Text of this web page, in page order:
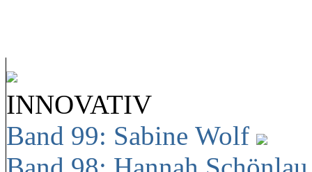
INNOVATIV
Band 99: Sabine Wolf